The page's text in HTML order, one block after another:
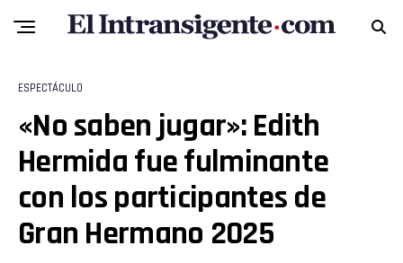
ESPECTÁCULO
«No saben jugar»: Edith
Hermida fue fulminante
con los participantes de
Gran Hermano 2025